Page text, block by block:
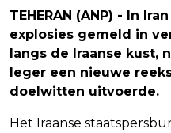
TEHERAN (ANP) - In
explosies gemeld in
langs de Iraanse kust,
leger een nieuwe
doelwitten uitvoerde.
Het Iraanse